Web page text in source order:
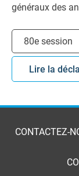
généraux des
Choisir la session
80e session
Lire la
CONTACTEZ-